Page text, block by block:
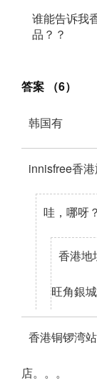
谁能告诉我
品？？
答案 （6）
韩国有
innisfree香
哇，哪呀
香港地
旺角銀
香港铜锣湾
店。。。